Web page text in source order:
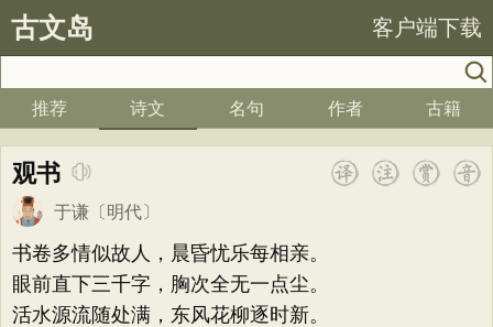
古文岛 客户端下载
推荐 诗文 名句 作者 古籍
观书
于谦 〔明代〕
书卷多情似故人，晨昏忧乐每相亲。
眼前直下三千字，胸次全无一点尘。
活水源流随处满，东风花柳逐时新。